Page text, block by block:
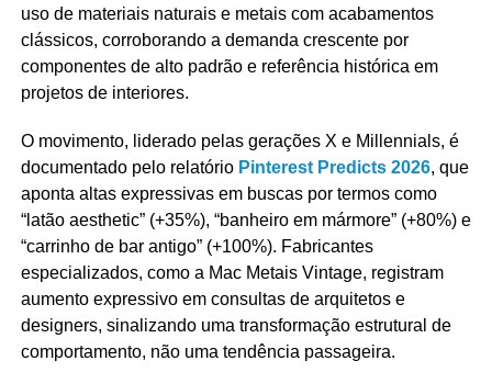
uso de materiais naturais e metais com acabamentos
clássicos, corroborando a demanda crescente por
componentes de alto padrão e referência histórica em
projetos de interiores.
O movimento, liderado pelas gerações X e Millennials, é
documentado pelo relatório Pinterest Predicts 2026, que
aponta altas expressivas em buscas por termos como
“latão aesthetic” (+35%), “banheiro em mármore” (+80%) e
“carrinho de bar antigo” (+100%). Fabricantes
especializados, como a Mac Metais Vintage, registram
aumento expressivo em consultas de arquitetos e
designers, sinalizando uma transformação estrutural de
comportamento, não uma tendência passageira.